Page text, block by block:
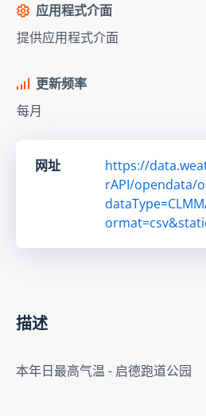
应用程式介面
提供应用程式介面
更新频率
每月
网址
https://
rAPI/opendata/
描述
本年日最高气温 - 启德跑道公园